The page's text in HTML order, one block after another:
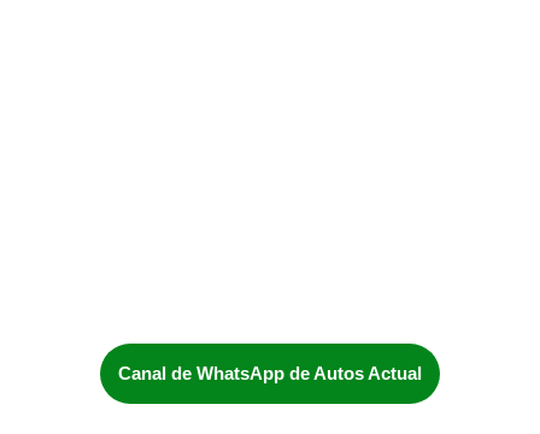
Canal de WhatsApp de Autos Actual